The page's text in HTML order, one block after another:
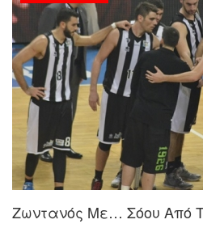
Ζωντανός Με… Σόου Από